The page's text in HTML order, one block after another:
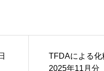
TFDAによる化
2025年11月分